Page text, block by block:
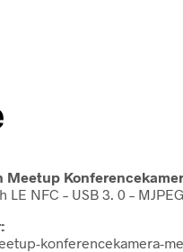
Meetup
LE NFC – USB 3. 0 –
konferencekamera-